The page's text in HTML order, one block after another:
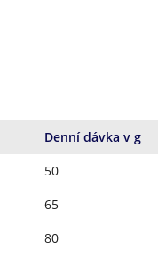
Denní dávka v g
50
65
80